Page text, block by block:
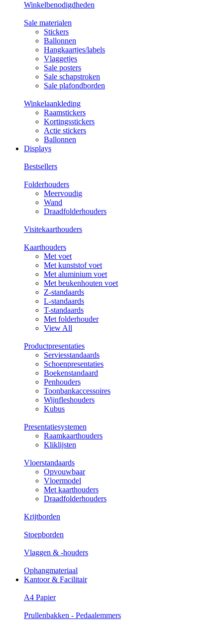
Winkelbenodigdheden
Sale materialen
Stickers
Ballonnen
Hangkaartjes/labels
Vlaggetjes
Sale posters
Sale schapstroken
Sale plafondborden
Winkelaankleding
Raamstickers
Kortingsstickers
Actie stickers
Ballonnen
Displays
Bestsellers
Folderhouders
Meervoudig
Wand
Draadfolderhouders
Visitekaarthouders
Kaarthouders
Met voet
Met kunststof voet
Met aluminium voet
Met beukenhouten voet
Z-standaards
L-standaards
T-standaards
Met folderhouder
View All
Productpresentaties
Serviesstandaards
Schoenpresentaties
Boekenstandaard
Penhouders
Toonbankaccessoires
Wijnfleshouders
Kubus
Presentatiesystemen
Raamkaarthouders
Kliklijsten
Vloerstandaards
Opvouwbaar
Vloermodel
Met kaarthouders
Draadfolderhouders
Krijtborden
Stoepborden
Vlaggen & -houders
Ophangmateriaal
Kantoor & Facilitair
A4 Papier
Prullenbakken - Pedaalemmers